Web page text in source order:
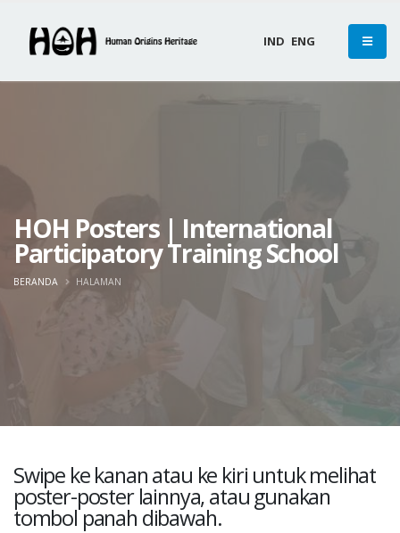
IND ENG
HOH Posters | International
Participatory Training School
BERANDA HALAMAN
Swipe ke kanan atau ke kiri untuk melihat
poster-poster lainnya, atau gunakan
tombol panah dibawah.